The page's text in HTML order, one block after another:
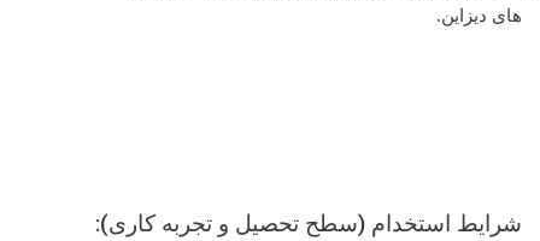
های دیزاین.
شرایط استخدام (سطح تحصیل و تجربه کاری):